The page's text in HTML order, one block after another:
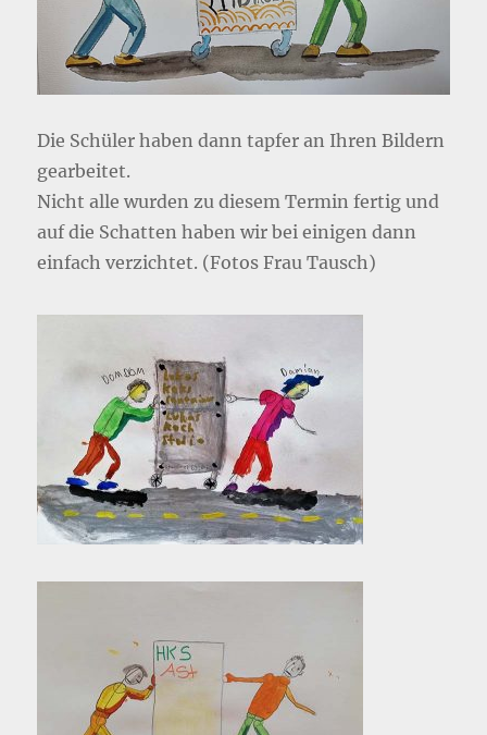
Die Schüler haben dann tapfer an Ihren Bildern
gearbeitet.
Nicht alle wurden zu diesem Termin fertig und
auf die Schatten haben wir bei einigen dann
einfach verzichtet. (Fotos Frau Tausch)